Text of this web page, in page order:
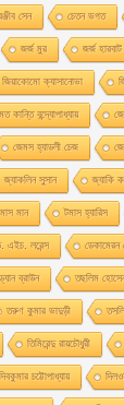
সেন চেতন ভগত
জর্জ মুর জর্জ হারবাট
জিয়াকোমাে ক্যাসানােভা
কান্তি বন্দ্যোপাধ্যায়
জেমস হ্যাডলী চেজ
জ্যাকলিন সুসান জ্যাকি
মান টমাস হ্যারিস
এইচ. লরেন্স ডেকামেরন
ড্যান ব্রাউন তছলিম
তরুণ কুমার ভাদুড়ী
তিমিরেন্দু রায়চৌধুরী
চট্টোপাধ্যায়